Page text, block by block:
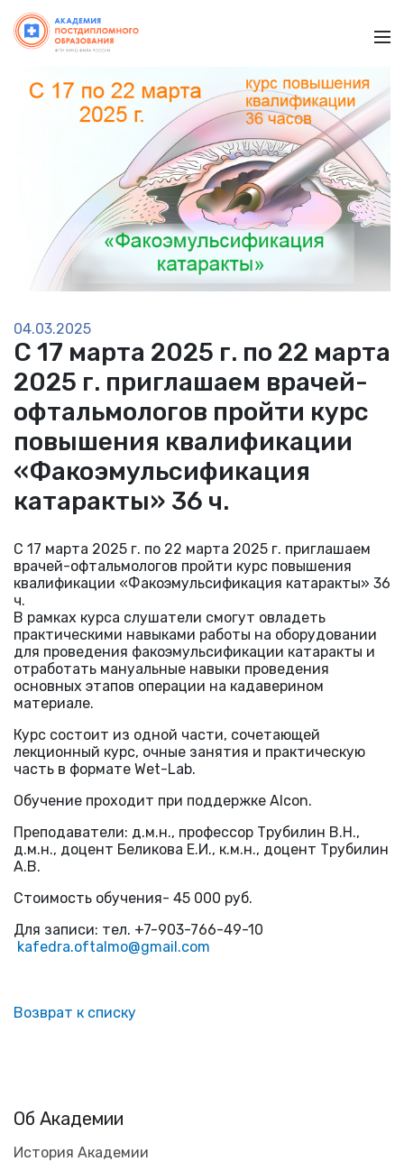
04.03.2025
С 17 марта 2025 г. по 22 марта
2025 г. приглашаем врачей-
офтальмологов пройти курс
повышения квалификации
«Факоэмульсификация
катаракты» 36 ч.
С 17 марта 2025 г. по 22 марта 2025 г. приглашаем
врачей-офтальмологов пройти курс повышения
квалификации «Факоэмульсификация катаракты» 36
ч.
В рамках курса слушатели смогут овладеть
практическими навыками работы на оборудовании
для проведения факоэмульсификации катаракты и
отработать мануальные навыки проведения
основных этапов операции на кадаверином
материале.
Курс состоит из одной части, сочетающей
лекционный курс, очные занятия и практическую
часть в формате Wet-Lab.
Обучение проходит при поддержке Alcon.
Преподаватели: д.м.н., профессор Трубилин В.Н.,
д.м.н., доцент Беликова Е.И., к.м.н., доцент Трубилин
А.В.
Стоимость обучения- 45 000 руб.
Для записи: тел. +7-903-766-49-10
kafedra.oftalmo@gmail.com
Возврат к списку
Об Академии
История Академии